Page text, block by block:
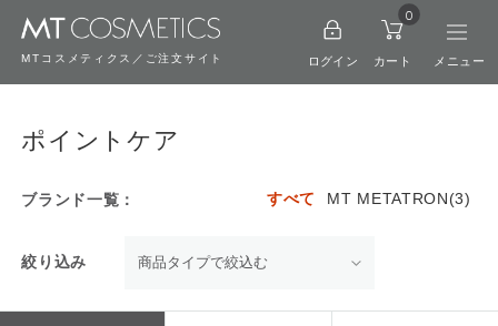
MTコスメティクス／ご注文サイト ログイン カート
0
ポイントケア
ブランド一覧： すべて MT METATRON(3)
絞り込み